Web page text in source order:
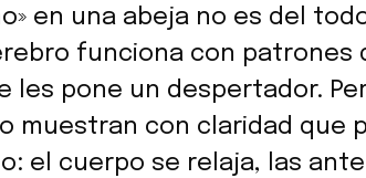
en una abeja no es del
funciona con patrones
les pone un despertador.
muestran con claridad que
el cuerpo se relaja, las